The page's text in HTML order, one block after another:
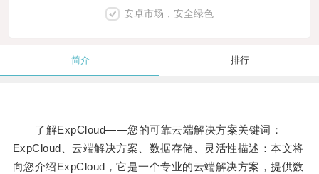
安卓市场，安全绿色
简介 排行
了解ExpCloud——您的可靠云端解决方案关键词：
ExpCloud、云端解决方案、数据存储、灵活性描述：本文将
向您介绍ExpCloud，它是一个专业的云端解决方案，提供数